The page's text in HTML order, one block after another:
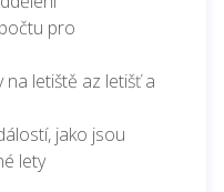
pro
na letiště az letišť a
jako jsou
lety